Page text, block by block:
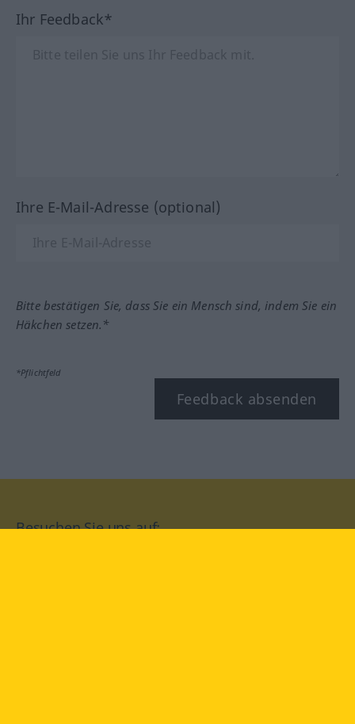
Ihr Feedback*
Ihre E-Mail-Adresse (optional)
Bitte bestätigen Sie, dass Sie ein Mensch sind, indem Sie ein
Häkchen setzen.*
*Pflichtfeld
Feedback absenden
Besuchen Sie uns auf: